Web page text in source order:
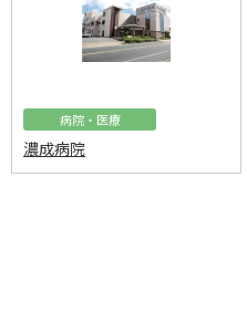
病院・医療
濃成病院